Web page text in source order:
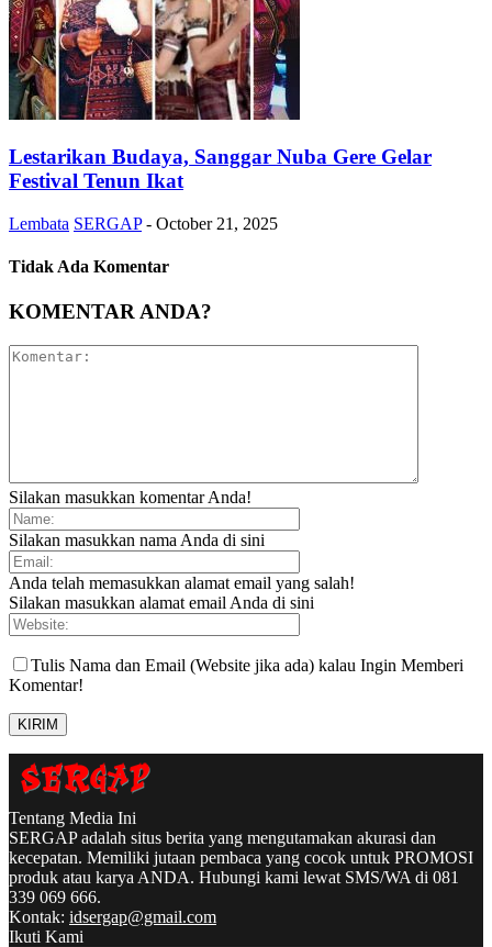
Lestarikan Budaya, Sanggar Nuba Gere Gelar
Festival Tenun Ikat
Lembata SERGAP - October 21, 2025
Tidak Ada Komentar
KOMENTAR ANDA?
Silakan masukkan komentar Anda!
Silakan masukkan nama Anda di sini
Anda telah memasukkan alamat email yang salah!
Silakan masukkan alamat email Anda di sini
Tulis Nama dan Email (Website jika ada) kalau Ingin Memberi
Komentar!
Tentang Media Ini
SERGAP adalah situs berita yang mengutamakan akurasi dan
kecepatan. Memiliki jutaan pembaca yang cocok untuk PROMOSI
produk atau karya ANDA. Hubungi kami lewat SMS/WA di 081
339 069 666.
Kontak: idsergap@gmail.com
Ikuti Kami